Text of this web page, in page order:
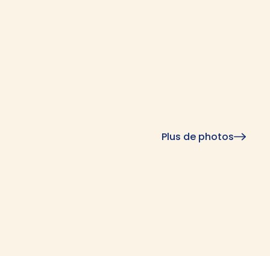
Plus de photos